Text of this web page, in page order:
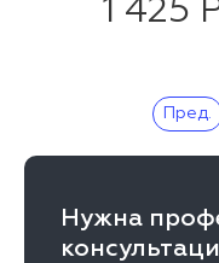
1 425
Пред.
Нужна